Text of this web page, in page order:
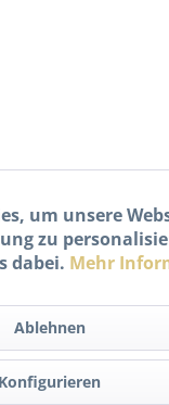
E-Chokes
Peugeot Sym
um unsere
zu
dabei. Mehr
Ablehnen
Konfigurieren